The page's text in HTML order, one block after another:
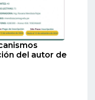
del autor de